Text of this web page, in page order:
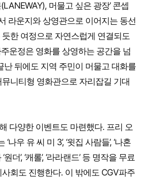
머물고 싶은 광장’ 콘셉
라운지와 상영관으로 이어지는 동선
한 여정으로 자연스럽게 연결되도
운정은 영화를 상영하는 공간을 넘
난 뒤에도 지역 주민이 머물고 대화를
니티형 영화관으로 자리잡길 기대
다양한 이벤트도 마련했다. 프리 오
나우 유 씨 미 3’, ‘윗집 사람들’, ‘나혼
더’, ‘캐롤’, ‘라라랜드’ 등 명작을 무료
회도 진행한다. 이 밖에도 CGV파주